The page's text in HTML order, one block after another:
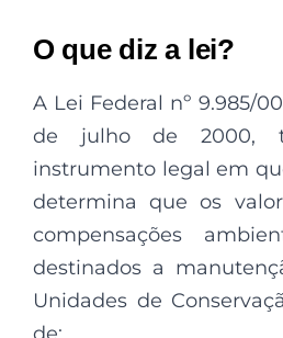
O que diz a lei?
A Lei Federal nº 9.985/
de julho de 2000,
instrumento legal em
determina que os
compensações
destinados a
Unidades de
de;